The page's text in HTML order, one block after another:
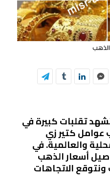
تقلبات كبيرة في
عوامل كتير زي
والعالمية. في
أسعار الذهب
ونتوقع الاتجاهات